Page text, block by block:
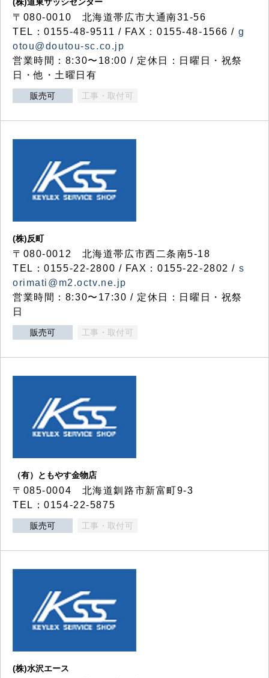
〒080-0010 北海道帯広市大通南31-56
TEL：0155-48-9511 / FAX：0155-48-1566 / g
otou@doutou-sc.co.jp
営業時間：8:30〜18:00 / 定休日：日曜日・祝祭
日・他・土曜日有
販売可 工事・取付可
(株)反町
〒080-0012 北海道帯広市西二条南5-18
TEL：0155-22-2800 / FAX：0155-22-2802 / s
orimati@m2.octv.ne.jp
営業時間：8:30〜17:30 / 定休日：日曜日・祝祭
日
販売可 工事・取付可
（有）ともやす金物店
〒085-0004 北海道釧路市新富町9-3
TEL：0154-22-5875
販売可 工事・取付可
(株)水沢エース